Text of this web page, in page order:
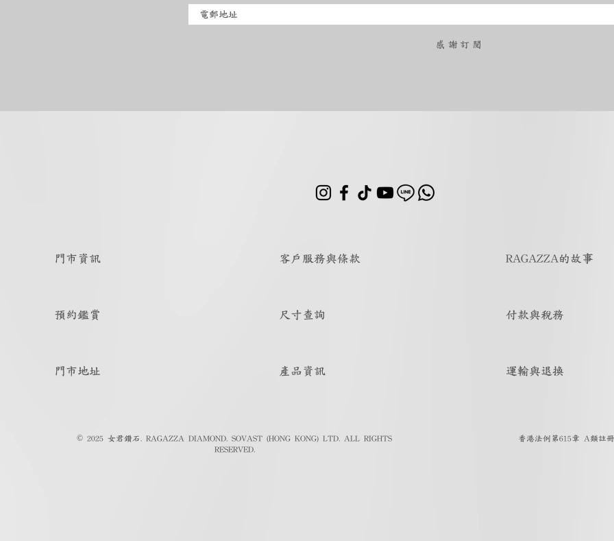
​感謝訂閱
門市資訊
預約鑑賞
門市地址
客戶服務與條款
尺寸查詢
產品資訊
RAGAZZA的故事
付款與稅務
運輸與退換
© 2025 女君鑽石. RAGAZZA DIAMOND. SOVAST (HONG KONG) LTD. ALL RIGHTS
RESERVED.
香港法例第615章 A類註